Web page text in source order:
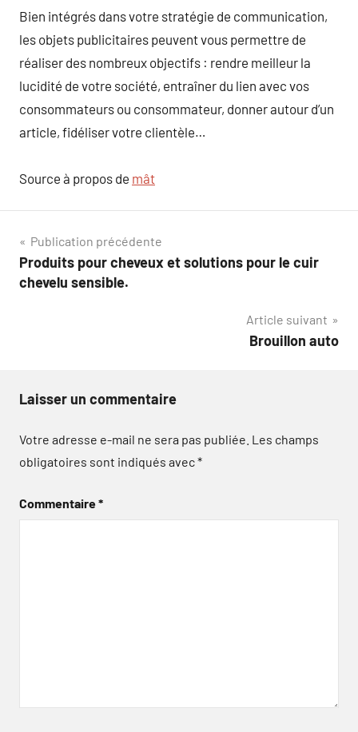
Bien intégrés dans votre stratégie de communication,
les objets publicitaires peuvent vous permettre de
réaliser des nombreux objectifs : rendre meilleur la
lucidité de votre société, entraîner du lien avec vos
consommateurs ou consommateur, donner autour d’un
article, fidéliser votre clientèle…
Source à propos de mât
Navigation
de
Publication précédente
Produits pour cheveux et solutions pour le cuir
chevelu sensible.
Article suivant
Brouillon auto
Laisser un commentaire
Votre adresse e-mail ne sera pas publiée. Les champs
obligatoires sont indiqués avec*
Commentaire*